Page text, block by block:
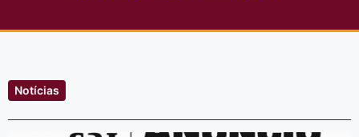
Notícias